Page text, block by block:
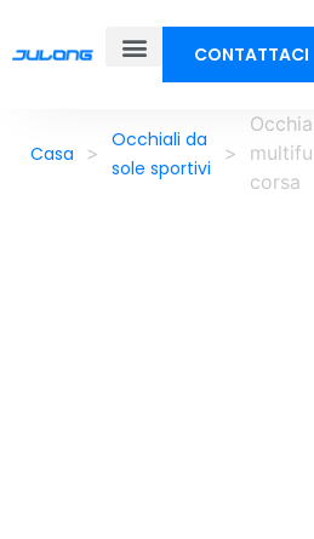
CONTATTACI
Casa >
Occhiali da
sole sportivi
>
corsa